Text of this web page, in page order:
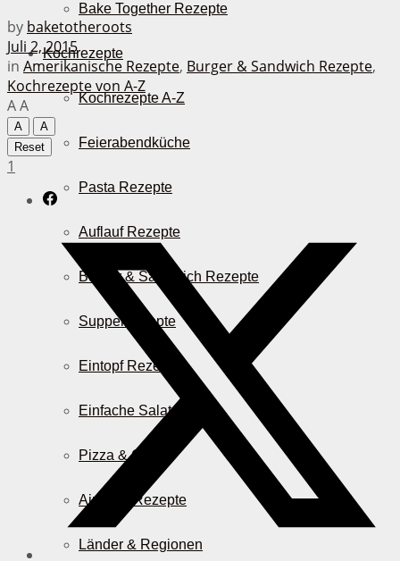
Bake Together Rezepte
Kochrezepte
Kochrezepte A-Z
Feierabendküche
Pasta Rezepte
Auflauf Rezepte
Burger & Sandwich Rezepte
Suppenrezepte
Eintopf Rezepte
Einfache Salatrezepte
Pizza & Co.
AirFryer Rezepte
Länder & Regionen
by baketotheroots
Juli 2, 2015
in Amerikanische Rezepte, Burger & Sandwich Rezepte,
Kochrezepte von A-Z
AA
A
A
Reset
1